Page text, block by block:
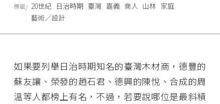
如果要列舉日治時期知名的臺灣木材商，德豐的
蘇友讓、榮發的趙石君、德興的陳悅、合成的周
溫等人都榜上有名，不過，若要說哪位是最斜槓
標籤 20世紀 日治時期 臺灣 嘉義 商人 山林 家庭
藝術／設計